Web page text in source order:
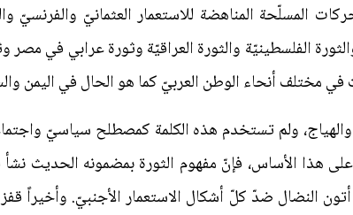
المسلّحة المناهضة للاستعمار العثمانيّ والفرنسيّ
والثورة الفلسطينيّة والثورة العراقيّة وثورة عرابي في
في مختلف أنحاء الوطن العربيّ كما هو الحال في اليمن
ولم تستخدم هذه الكلمة كمصطلح سياسيّ
هذا الأساس، فإنّ مفهوم الثورة بمضمونه الحديث
النضال ضدّ كلّ أشكال الاستعمار الأجنبيّ. وأخيراً